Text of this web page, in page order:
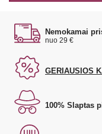
Nemokamai
nuo 29 €
GERIAUSIOS
100% Slaptas